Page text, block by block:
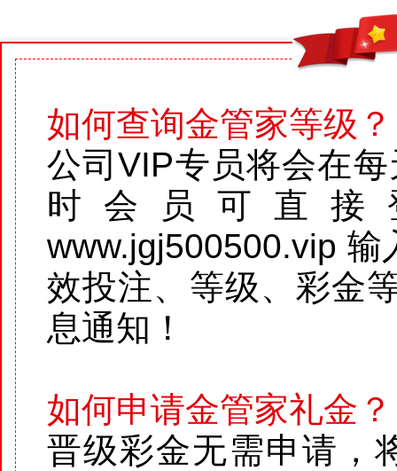
如何查询金管家等级？
公司VIP专员将会在
时会员可直接
www.jgj500500.vip
效投注、等级、彩金
息通知！
如何申请金管家礼金？
晋级彩金无需申请，